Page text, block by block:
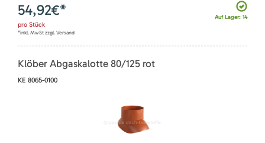
Auf Lager: 14
54,92€*
pro Stück
*inkl. MwSt zzgl. Versand
Klöber Abgaskalotte 80/125 rot
KE 8065-0100